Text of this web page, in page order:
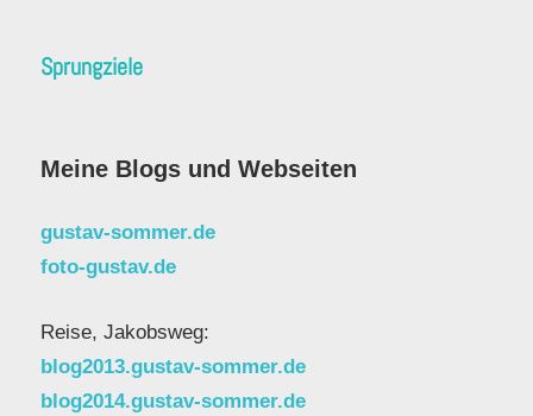
Sprungziele
Meine Blogs und Webseiten
gustav-sommer.de
foto-gustav.de
Reise, Jakobsweg:
blog2013.gustav-sommer.de
blog2014.gustav-sommer.de